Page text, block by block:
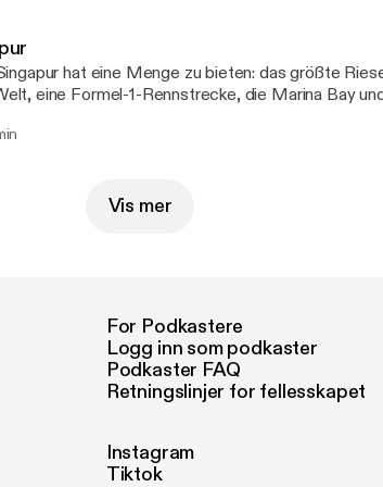
und 2020 verheerende Buschbrände zwei
das Naturwunder in Gefahr. Die Bilder toter
Arche Noah Down Under hat sich
und Michael Marek haben die Insel besucht.
hat eine Menge zu bieten: das größte
eine Formel-1-Rennstrecke, die Marina Bay
zu entdecken. Michael Marek und Saskia
Vis mer
For Podkastere
Logg inn som podkaster
Podkaster FAQ
Retningslinjer for fellesskapet
Instagram
Tiktok